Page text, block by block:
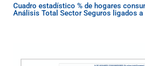
Cuadro estadístico % de hogares
Análisis Total Sector Seguros ligados a